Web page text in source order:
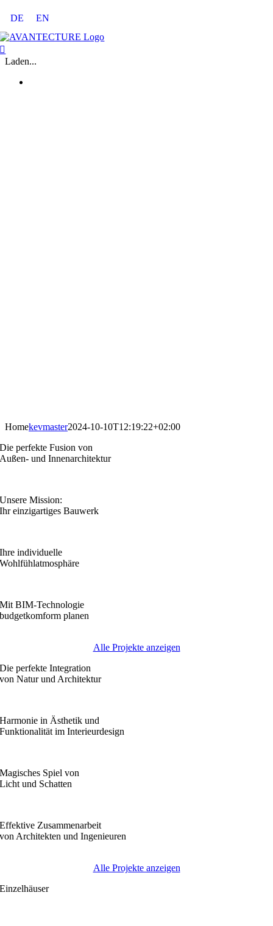
Inhalt
springen
DE EN
Laden...
Homekevmaster2024-10-10T12:19:22+02:00
Die perfekte Fusion von
Außen- und Innenarchitektur
Unsere Mission:
Ihr einzigartiges Bauwerk
Ihre individuelle
Wohlfühlatmosphäre
Mit BIM-Technologie
budgetkomform planen
Alle Projekte anzeigen
Die perfekte Integration
von Natur und Architektur
Harmonie in Ästhetik und
Funktionalität im Interieurdesign
Magisches Spiel von
Licht und Schatten
Effektive Zusammenarbeit
von Architekten und Ingenieuren
Alle Projekte anzeigen
Einzelhäuser